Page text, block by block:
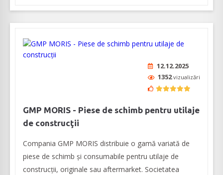
12.12.2025
1352vizualizări
GMP MORIS - Piese de schimb pentru utilaje
de construcţii
Compania GMP MORIS distribuie o gamă variată de
piese de schimb şi consumabile pentru utilaje de
construcţii, originale sau aftermarket. Societatea